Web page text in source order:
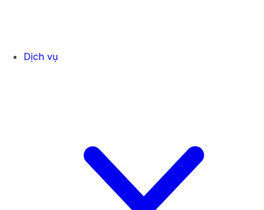
Dịch vụ